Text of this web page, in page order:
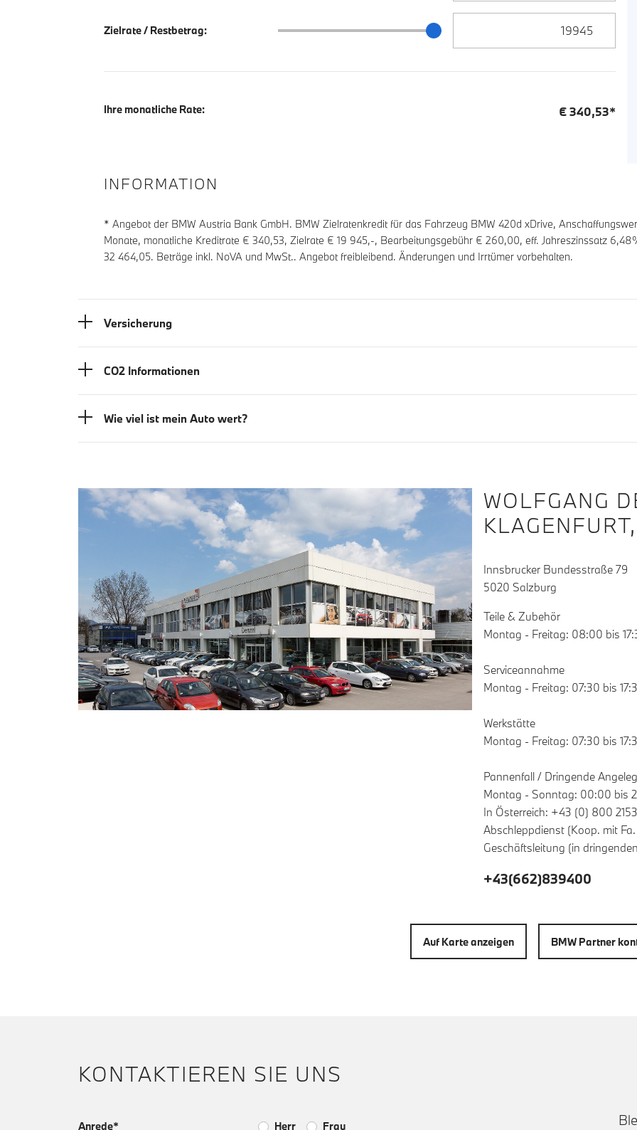
Zielrate / Restbetrag: Zielrate / Restbetrag Schieberegler
Ihre monatliche Rate: €340,53*
INFORMATION
* Angebot der BMW Austria Bank GmbH. BMW Zielratenkredit für das Fahrzeug BMW 420d xDrive,
Monate, monatliche Kreditrate € 340,53, Zielrate € 19 945,-, Bearbeitungsgebühr € 260,00, eff. Jahreszinssatz 6,48
32 464,05. Beträge inkl. NoVA und MwSt.. Angebot freibleibend. Änderungen und Irrtümer vorbehalten.
Versicherung
CO2 Informationen
Wie viel ist mein Auto wert?
WOLFGANG
KLAGENFURT,
Innsbrucker Bundesstraße 79
5020 Salzburg
Teile & Zubehör
Montag - Freitag: 08:00 bis
Serviceannahme
Montag - Freitag: 07:30 bis
Werkstätte
Montag - Freitag: 07:30 bis
Pannenfall / Dringende
Montag - Sonntag: 00:00 bis
In Österreich: +43 (0) 800
Abschleppdienst (Koop. mit
Geschäftsleitung (in
+43(662)839400
Auf Karte anzeigen BMW Partner
KONTAKTIEREN SIE UNS
Anrede* Herr Frau